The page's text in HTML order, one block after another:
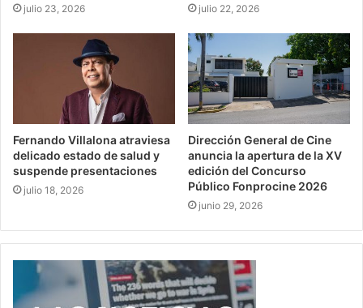
julio 23, 2026 julio 22, 2026
Fernando Villalona atraviesa
delicado estado de salud y
suspende presentaciones
julio 18, 2026
Dirección General de Cine
anuncia la apertura de la XV
edición del Concurso
Público Fonprocine 2026
junio 29, 2026